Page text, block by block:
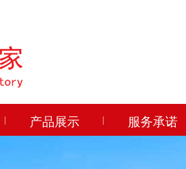
产品展示 服务承诺